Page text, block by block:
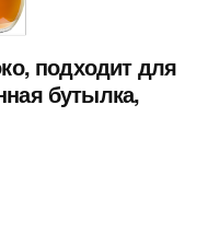
подходит для
бутылка,